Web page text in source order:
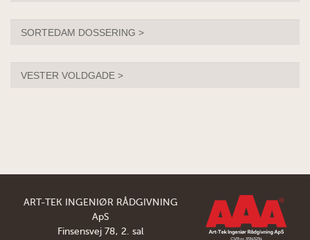
SORTEDAM DOSSERING >
VESTER VOLDGADE >
ART-TEK INGENIØR RÅDGIVNING
ApS
Finsensvej 78, 2. sal